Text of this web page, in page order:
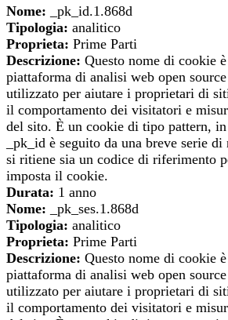
Nome: _pk_id.1.868d
Tipologia: analitico
Proprieta: Prime Parti
Descrizione: Questo nome di cookie
piattaforma di analisi web open
utilizzato per aiutare i proprietari di
il comportamento dei visitatori e
del sito. È un cookie di tipo pattern,
_pk_id è seguito da una breve serie
si ritiene sia un codice di riferimento
imposta il cookie.
Durata: 1 anno
Nome: _pk_ses.1.868d
Tipologia: analitico
Proprieta: Prime Parti
Descrizione: Questo nome di cookie
piattaforma di analisi web open
utilizzato per aiutare i proprietari di
il comportamento dei visitatori e